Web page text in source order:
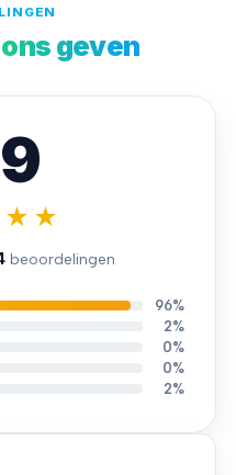
ons geven
beoordelingen
96%
2%
0%
0%
2%